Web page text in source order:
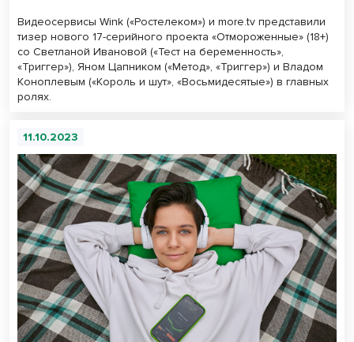
Видеосервисы Wink («Ростелеком») и more.tv представили
тизер нового 17-серийного проекта «Отмороженные» (18+)
со Светланой Ивановой («Тест на беременность»,
«Триггер»), Яном Цапником («Метод», «Триггер») и Владом
Коноплевым («Король и шут», «Восьмидесятые») в главных
ролях.
11.10.2023